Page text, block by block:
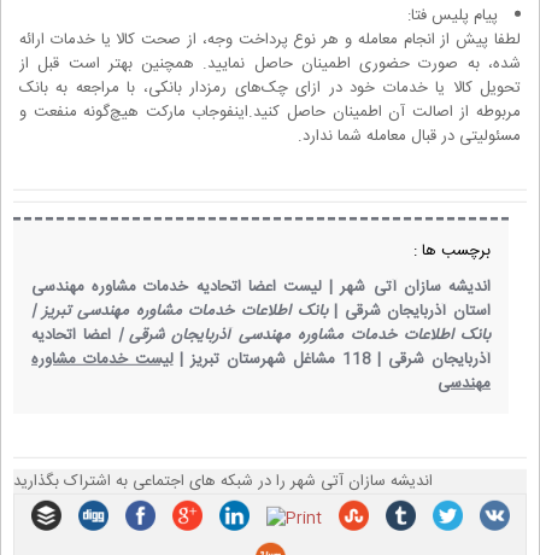
پیام پلیس فتا:
لطفا پیش از انجام معامله و هر نوع پرداخت وجه، از صحت کالا یا خدمات ارائه
شده، به صورت حضوری اطمینان حاصل نمایید. همچنین بهتر است قبل از
تحویل کالا یا خدمات خود در ازای چک‌های رمزدار بانکی، با مراجعه به بانک
مربوطه از اصالت آن اطمینان حاصل کنید.اینفوجاب مارکت هیچ‌گونه منفعت و
مسئولیتی در قبال معامله شما ندارد.
برچسب ها :
اندیشه سازان آتی شهر | لیست اعضا اتحادیه خدمات مشاوره مهندسی
استان آذربایجان شرقی | بانک اطلاعات خدمات مشاوره مهندسی تبریز |
بانک اطلاعات خدمات مشاوره مهندسی آذربایجان شرقی | اعضا اتحادیه
آذربایجان شرقی | 118 مشاغل شهرستان تبریز |
لیست خدمات مشاوره
مهندسی
اندیشه سازان آتی شهر را در شبکه های اجتماعی به اشتراک بگذارید